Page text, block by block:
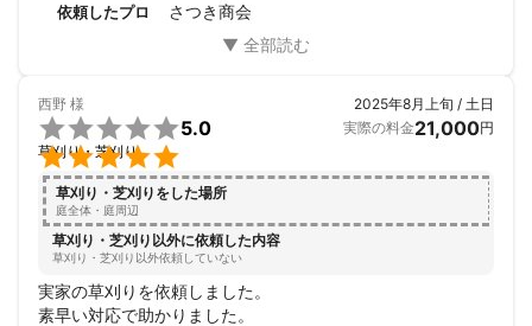
依頼したプロ さつき商会
西野 様


5.0
草刈り・芝刈り
2025年8月上旬 / 土日
実際の料金21,000円
草刈り・芝刈りをした場所
庭全体・庭周辺
草刈り・芝刈り以外に依頼した内容
草刈り・芝刈り以外依頼していない
実家の草刈りを依頼しました。
素早い対応で助かりました。